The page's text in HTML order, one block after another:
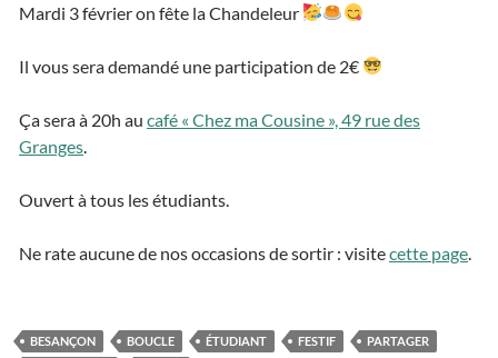
Mardi 3 février on fête la Chandeleur
Il vous sera demandé une participation de 2€
Ça sera à 20h au café « Chez ma Cousine », 49 rue des
Granges.
Ouvert à tous les étudiants.
Ne rate aucune de nos occasions de sortir : visitecette page.
BESANÇON BOUCLE ÉTUDIANT FESTIF
PARTAGER